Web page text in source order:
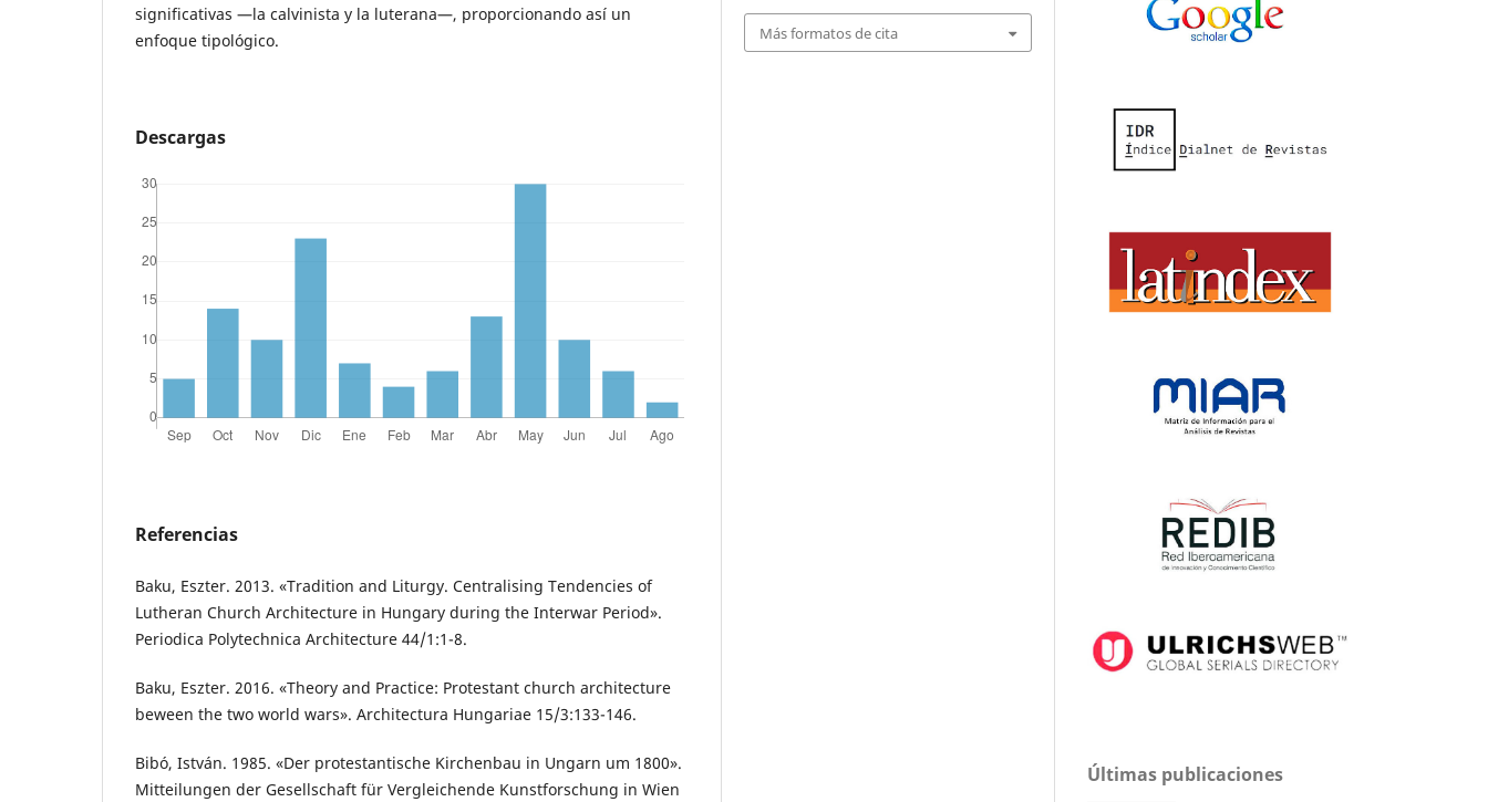
significativas —la calvinista y la luterana—, proporcionando así un
enfoque tipológico.
Descargas
Referencias
Baku, Eszter. 2013. «Tradition and Liturgy. Centralising Tendencies of
Lutheran Church Architecture in Hungary during the Interwar Period».
Periodica Polytechnica Architecture 44/1:1-8.
Baku, Eszter. 2016. «Theory and Practice: Protestant church architecture
beween the two world wars». Architectura Hungariae 15/3:133-146.
Bibó, István. 1985. «Der protestantische Kirchenbau in Ungarn um 1800».
Mitteilungen der Gesellschaft für Vergleichende Kunstforschung in Wien
Más formatos de cita
Últimas publicaciones